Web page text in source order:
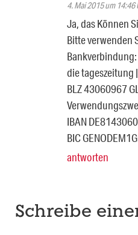
4. Mai 2015 um 14:46
Ja, das Können
Bitte verwenden
Bankverbindung:
die tageszeitung
BLZ 43060967
IBAN
BIC
antworten
Schreibe